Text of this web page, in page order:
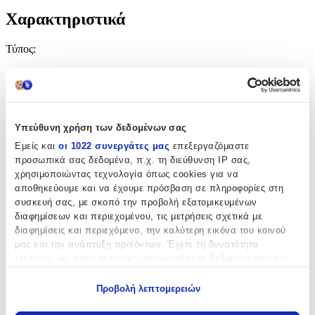
Υπεύθυνη χρήση των δεδομένων σας
Εμείς και οι 1022 συνεργάτες μας επεξεργαζόμαστε
προσωπικά σας δεδομένα, π.χ. τη διεύθυνση IP σας,
χρησιμοποιώντας τεχνολογία όπως cookies για να
αποθηκεύουμε και να έχουμε πρόσβαση σε πληροφορίες στη
συσκευή σας, με σκοπό την προβολή εξατομικευμένων
διαφημίσεων και περιεχομένου, τις μετρήσεις σχετικά με
διαφημίσεις και περιεχόμενο, την καλύτερη εικόνα του κοινού
μας και την ανάπτυξη προϊόντων. Έχετε τη δυνατότητα
Προβολή λεπτομερειών
Χαρακτηριστικά
Τύπος:
Μεταλλικό
Κατασκευαστής:
Χαρακτηριστικά
+